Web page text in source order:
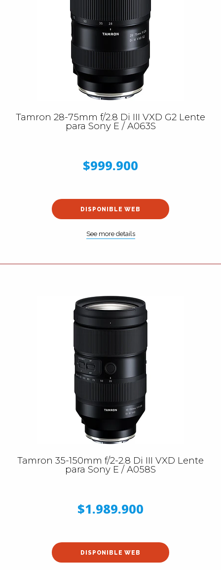
Tamron 28-75mm f/2.8 Di III VXD G2 Lente
para Sony E / A063S
$999.900
DISPONIBLE WEB
See more details
Tamron 35-150mm f/2-2.8 Di III VXD Lente
para Sony E / A058S
$1.989.900
DISPONIBLE WEB